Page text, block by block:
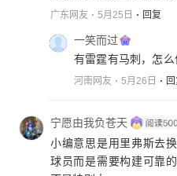
广东网友 5月25日 回复
一笑而过
有雷霆有马刺，怎么
河南网友 5月26日
宁愿由我负苍天
小编意思是用里弗斯去
球员而是需要构建可靠